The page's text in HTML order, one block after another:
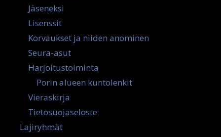
Jäseneksi
Lisenssit
Korvaukset ja niiden anominen
Seura-asut
Harjoitustoiminta
Porin alueen kuntolenkit
Vieraskirja
Tietosuojaseloste
Lajiryhmät